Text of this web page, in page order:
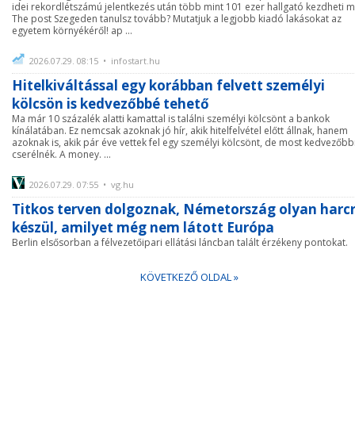
idei rekordlétszámú jelentkezés után több mint 101 ezer hallgató kezdheti
The post Szegeden tanulsz tovább? Mutatjuk a legjobb kiadó lakásokat az
egyetem környékéről! ap ...
2026.07.29. 08:15 • infostart.hu
Hitelkiváltással egy korábban felvett személyi
kölcsön is kedvezőbbé tehető
Ma már 10 százalék alatti kamattal is találni személyi kölcsönt a bankok
kínálatában. Ez nemcsak azoknak jó hír, akik hitelfelvétel előtt állnak, hanem
azoknak is, akik pár éve vettek fel egy személyi kölcsönt, de most
cserélnék. A money. ...
2026.07.29. 07:55 • vg.hu
Titkos terven dolgoznak, Németország olyan
készül, amilyet még nem látott Európa
Berlin elsősorban a félvezetőipari ellátási láncban talált érzékeny pontokat.
KÖVETKEZŐ OLDAL »